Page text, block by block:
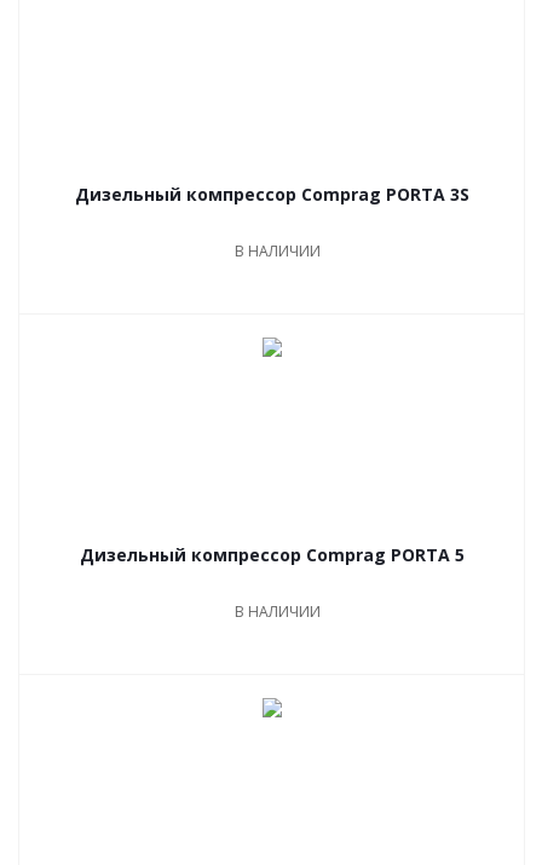
Дизельный компрессор Comprag PORTA 3S
В НАЛИЧИИ
Дизельный компрессор Comprag PORTA 5
В НАЛИЧИИ